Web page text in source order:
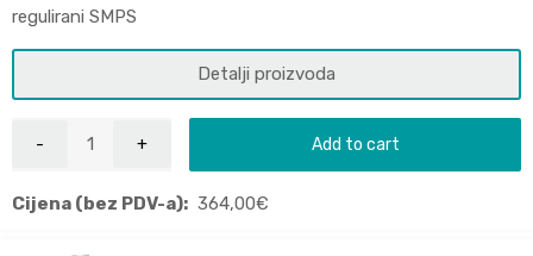
regulirani SMPS
Detalji proizvoda
Add to cart
Cijena (bez PDV-a): 364,00€